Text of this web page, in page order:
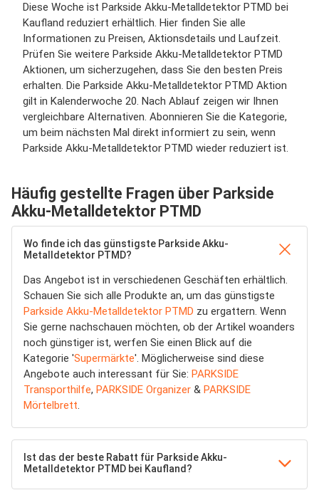
Diese Woche ist Parkside Akku-Metalldetektor PTMD bei
Kaufland reduziert erhältlich. Hier finden Sie alle
Informationen zu Preisen, Aktionsdetails und Laufzeit.
Prüfen Sie weitere Parkside Akku-Metalldetektor PTMD
Aktionen, um sicherzugehen, dass Sie den besten Preis
erhalten. Die Parkside Akku-Metalldetektor PTMD Aktion
gilt in Kalenderwoche 20. Nach Ablauf zeigen wir Ihnen
vergleichbare Alternativen. Abonnieren Sie die Kategorie,
um beim nächsten Mal direkt informiert zu sein, wenn
Parkside Akku-Metalldetektor PTMD wieder reduziert ist.
Häufig gestellte Fragen über Parkside
Akku-Metalldetektor PTMD
Wo finde ich das günstigste Parkside Akku-
Metalldetektor PTMD?
Das Angebot ist in verschiedenen Geschäften erhältlich.
Schauen Sie sich alle Produkte an, um das günstigste
Parkside Akku-Metalldetektor PTMD zu ergattern. Wenn
Sie gerne nachschauen möchten, ob der Artikel woanders
noch günstiger ist, werfen Sie einen Blick auf die
Kategorie 'Supermärkte'. Möglicherweise sind diese
Angebote auch interessant für Sie: PARKSIDE
Transporthilfe, PARKSIDE Organizer & PARKSIDE
Mörtelbrett.
Ist das der beste Rabatt für Parkside Akku-
Metalldetektor PTMD bei Kaufland?